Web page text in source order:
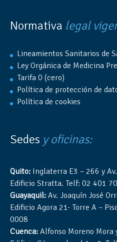
Normativa legal
Lineamientos Sanitarios de
Ley Orgánica de Medicina
Tarifa 0 (cero)
Política de protección de
Política de cookies
Sedes y oficinas:
Quito: Inglaterra E3 – 266 y
Edificio Stratta. Telf: 02 401
Guayaquil: Av. Joaquín José
Edificio Agora 21- Torre A –
0008
Cuenca: Alfonso Moreno Mora